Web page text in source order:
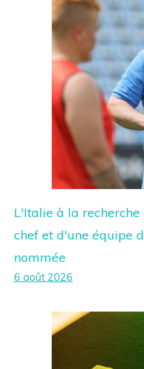
L'Italie à la
chef et d'une équipe
nommée
6 août 2026